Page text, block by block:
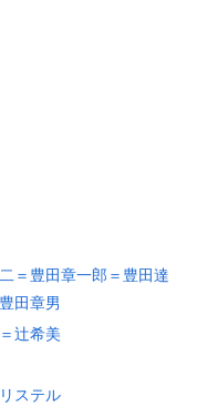
＝豊田章一郎＝豊田達
田章男
辻希美
ステル